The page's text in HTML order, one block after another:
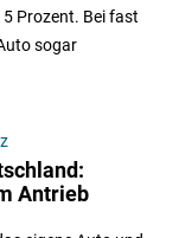
Prozent. Bei fast
sogar
Antrieb